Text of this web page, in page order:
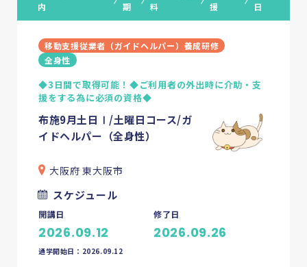
内
期
料
援
日
移動支援従業者（ガイドヘルパー）養成研修
全身性
◆3日間で取得可能！◆ご利用者の外出時に介助・支
援をする為に必須の資格◆
布施9月土日Ⅰ/土曜日コース/ガ
イドヘルパー（全身性）
大阪府 東大阪市
スケジュール
開講日
2026.09.12
修了日
2026.09.26
通学開始日：2026.09.12